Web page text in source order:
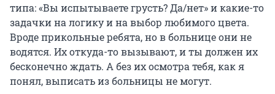
типа: «Вы испытываете грусть? Да/нет» и какие-то
задачки на логику и на выбор любимого цвета.
Вроде прикольные ребята, но в больнице они не
водятся. Их откуда-то вызывают, и ты должен их
бесконечно ждать. А без их осмотра тебя, как я
понял, выписать из больницы не могут.